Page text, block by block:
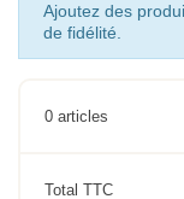
Ajoutez des
de fidélité.
0 articles
Total TTC